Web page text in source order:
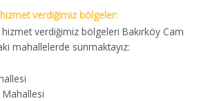
verdiğimiz bölgeler:
hizmet verdiğimiz bölgeleri Bakırköy Cam
mahallelerde sunmaktayız:
Mahallesi